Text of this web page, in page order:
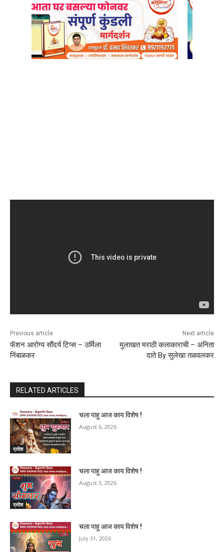
Previous article
फॅशन आरोग्य सौंदर्य टिप्स – उर्मिला
निंबाळकर
Next article
मुलाखत मराठी कलाकाराची – अनिता
दाते By सुलेखा तळवलकर
RELATED ARTICLES
प्रदेश
चला पाहू आज काय विशेष !
August 6, 2026
प्रदेश
चला पाहू आज काय विशेष !
August 3, 2026
चला पाहू आज काय विशेष !
July 31, 2026